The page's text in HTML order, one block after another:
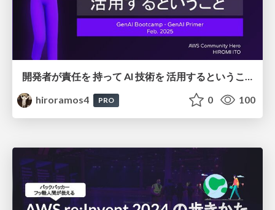
開発者が責任を 持って AI 技術を 活用するということ
hiroramos4
PRO 0 100